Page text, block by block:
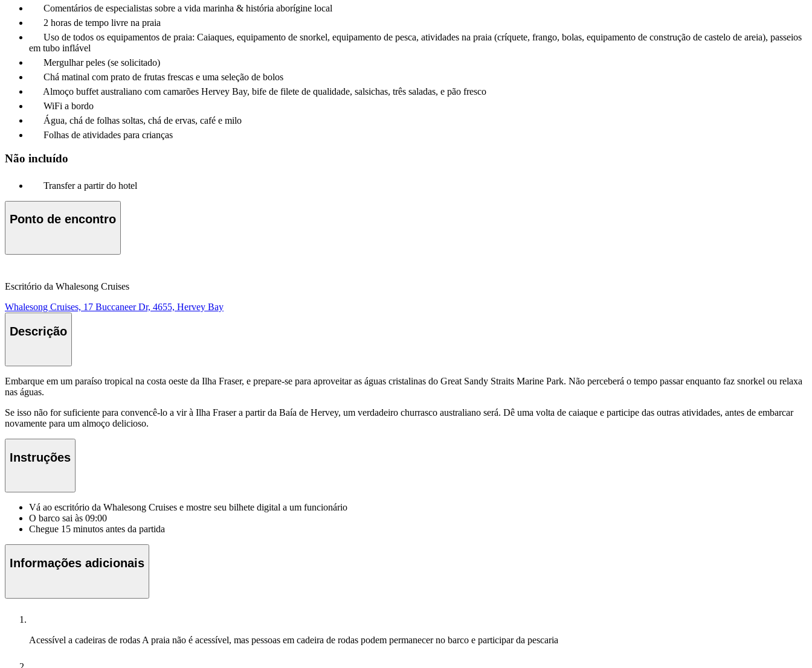
Comentários de especialistas sobre a vida marinha & história aborígine local
2 horas de tempo livre na praia
Uso de todos os equipamentos de praia: Caiaques, equipamento de snorkel, equipamento de pesca, atividades na praia (críquete, frango, bolas, equipamento de construção de castelo de areia), passeios
em tubo inflável
Mergulhar peles (se solicitado)
Chá matinal com prato de frutas frescas e uma seleção de bolos
Almoço buffet australiano com camarões Hervey Bay, bife de filete de qualidade, salsichas, três saladas, e pão fresco
WiFi a bordo
Água, chá de folhas soltas, chá de ervas, café e milo
Folhas de atividades para crianças
Não incluído
Transfer a partir do hotel
Ponto de encontro
Escritório da Whalesong Cruises
Whalesong Cruises, 17 Buccaneer Dr, 4655, Hervey Bay
Descrição
Embarque em um paraíso tropical na costa oeste da Ilha Fraser, e prepare-se para aproveitar as águas cristalinas do Great Sandy Straits Marine Park. Não perceberá o tempo passar enquanto faz snorkel ou relaxa
nas águas.
Se isso não for suficiente para convencê-lo a vir à Ilha Fraser a partir da Baía de Hervey, um verdadeiro churrasco australiano será. Dê uma volta de caiaque e participe das outras atividades, antes de embarcar
novamente para um almoço delicioso.
Instruções
Vá ao escritório da Whalesong Cruises e mostre seu bilhete digital a um funcionário
O barco sai às 09:00
Chegue 15 minutos antes da partida
Informações adicionais
Acessível a cadeiras de rodas A praia não é acessível, mas pessoas em cadeira de rodas podem permanecer no barco e participar da pescaria